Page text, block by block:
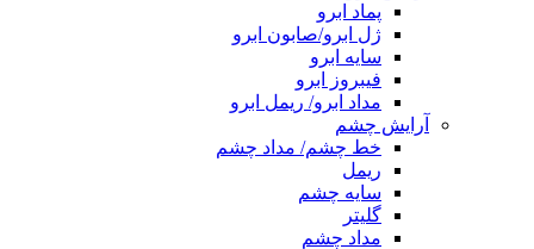
پماد ابرو
ژل ابرو/صابون ابرو
سایه ابرو
فیبروز ابرو
مداد ابرو/ ریمل ابرو
آرایش چشم
خط چشم/ مداد چشم
ریمل
سایه چشم
گلیتر
مداد چشم